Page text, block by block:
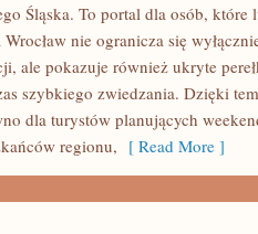
Śląska. To portal dla osób,
nie ogranicza się
ale pokazuje również ukryte
szybkiego zwiedzania. Dzięki
dla turystów planujących
regionu, [ Read More ]